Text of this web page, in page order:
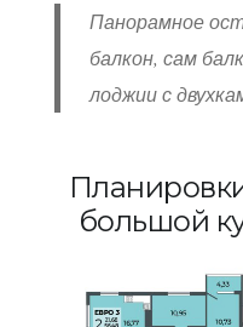
Панорамное
балкон, сам
лоджии с
большой